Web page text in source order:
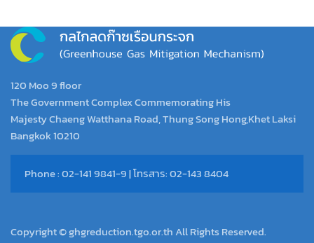
120 Moo 9 floor
The Government Complex Commemorating His
Majesty Chaeng Watthana Road, Thung Song Hong,Khet Laksi
Bangkok 10210
Phone : 02-141 9841-9 | โทรสาร: 02-143 8404
Copyright © ghgreduction.tgo.or.th All Rights Reserved.